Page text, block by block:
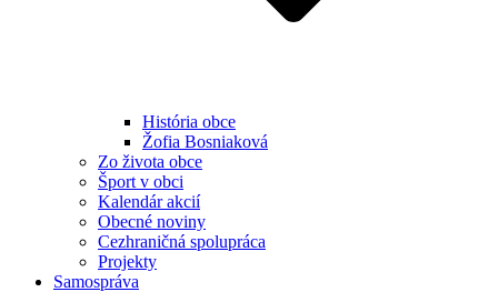
História obce
Žofia Bosniaková
Zo života obce
Šport v obci
Kalendár akcií
Obecné noviny
Cezhraničná spolupráca
Projekty
Samospráva